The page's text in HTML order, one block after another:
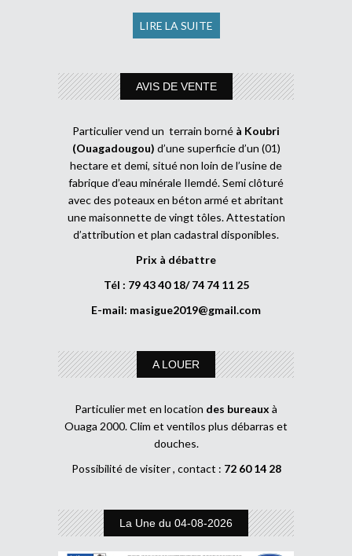
LIRE LA SUITE
AVIS DE VENTE
Particulier vend un terrain borné à Koubri
(Ouagadougou) d’une superficie d’un (01)
hectare et demi, situé non loin de l’usine de
fabrique d’eau minérale Ilemdé. Semi clôturé
avec des poteaux en béton armé et abritant
une maisonnette de vingt tôles. Attestation
d’attribution et plan cadastral disponibles.
Prix à débattre
Tél : 79 43 40 18/ 74 74 11 25
E-mail: masigue2019@gmail.com
A LOUER
Particulier met en location des bureaux à
Ouaga 2000. Clim et ventilos plus débarras et
douches.
Possibilité de visiter , contact : 72 60 14 28
La Une du 04-08-2026